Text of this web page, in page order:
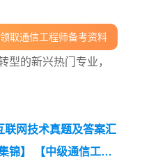
取通信工程师备考资料
的新兴热门专业，
联网技术真题及答案汇
锦】
【中级通信工程